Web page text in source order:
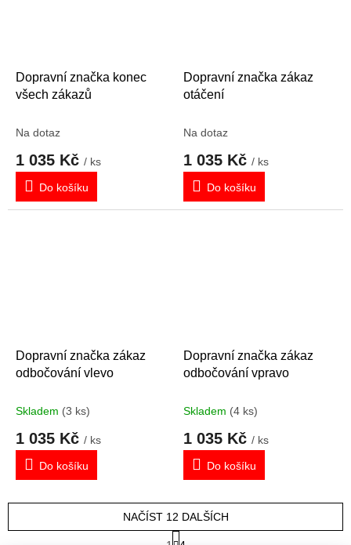
Dopravní značka konec
všech zákazů
Na dotaz
1 035 Kč / ks
Do košíku
Dopravní značka zákaz
otáčení
Na dotaz
1 035 Kč / ks
Do košíku
Dopravní značka zákaz
odbočování vlevo
Skladem (3 ks)
1 035 Kč / ks
Do košíku
Dopravní značka zákaz
odbočování vpravo
Skladem (4 ks)
1 035 Kč / ks
Do košíku
NAČÍST 12 DALŠÍCH